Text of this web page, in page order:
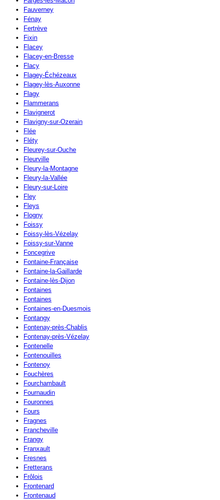
Fauverney
Fénay
Fertrève
Fixin
Flacey
Flacey-en-Bresse
Flacy
Flagey-Échézeaux
Flagey-lès-Auxonne
Flagy
Flammerans
Flavignerot
Flavigny-sur-Ozerain
Flée
Fléty
Fleurey-sur-Ouche
Fleurville
Fleury-la-Montagne
Fleury-la-Vallée
Fleury-sur-Loire
Fley
Fleys
Flogny
Foissy
Foissy-lès-Vézelay
Foissy-sur-Vanne
Foncegrive
Fontaine-Française
Fontaine-la-Gaillarde
Fontaine-lès-Dijon
Fontaines
Fontaines
Fontaines-en-Duesmois
Fontangy
Fontenay-près-Chablis
Fontenay-près-Vézelay
Fontenelle
Fontenouilles
Fontenoy
Fouchères
Fourchambault
Fournaudin
Fouronnes
Fours
Fragnes
Francheville
Frangy
Franxault
Fresnes
Fretterans
Frôlois
Frontenard
Frontenaud